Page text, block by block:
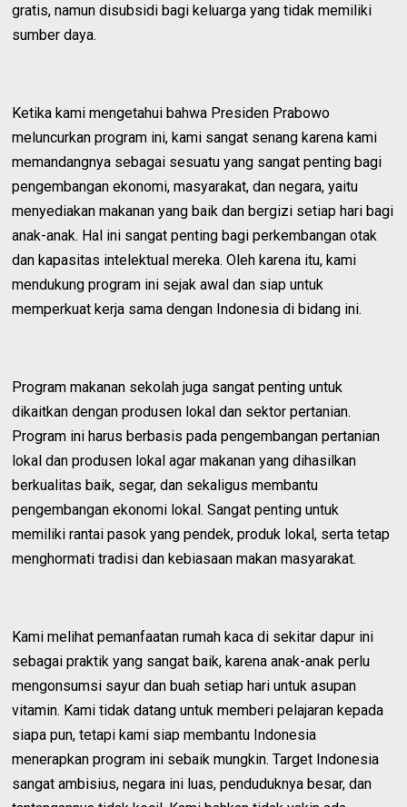
gratis, namun disubsidi bagi keluarga yang tidak memiliki
sumber daya.
Ketika kami mengetahui bahwa Presiden Prabowo
meluncurkan program ini, kami sangat senang karena kami
memandangnya sebagai sesuatu yang sangat penting bagi
pengembangan ekonomi, masyarakat, dan negara, yaitu
menyediakan makanan yang baik dan bergizi setiap hari bagi
anak-anak. Hal ini sangat penting bagi perkembangan otak
dan kapasitas intelektual mereka. Oleh karena itu, kami
mendukung program ini sejak awal dan siap untuk
memperkuat kerja sama dengan Indonesia di bidang ini.
Program makanan sekolah juga sangat penting untuk
dikaitkan dengan produsen lokal dan sektor pertanian.
Program ini harus berbasis pada pengembangan pertanian
lokal dan produsen lokal agar makanan yang dihasilkan
berkualitas baik, segar, dan sekaligus membantu
pengembangan ekonomi lokal. Sangat penting untuk
memiliki rantai pasok yang pendek, produk lokal, serta tetap
menghormati tradisi dan kebiasaan makan masyarakat.
Kami melihat pemanfaatan rumah kaca di sekitar dapur ini
sebagai praktik yang sangat baik, karena anak-anak perlu
mengonsumsi sayur dan buah setiap hari untuk asupan
vitamin. Kami tidak datang untuk memberi pelajaran kepada
siapa pun, tetapi kami siap membantu Indonesia
menerapkan program ini sebaik mungkin. Target Indonesia
sangat ambisius, negara ini luas, penduduknya besar, dan